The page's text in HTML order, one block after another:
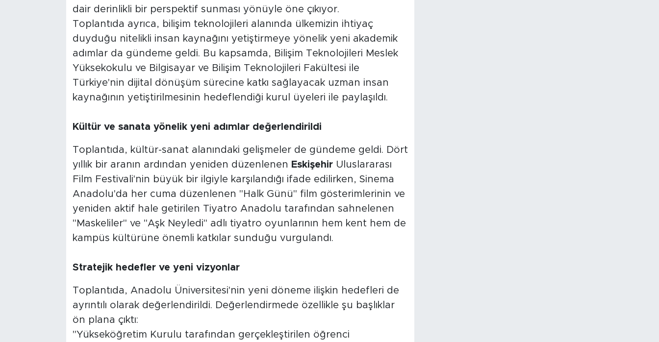
dair derinlikli bir perspektif sunması yönüyle öne çıkıyor.
Toplantıda ayrıca, bilişim teknolojileri alanında ülkemizin ihtiyaç
duyduğu nitelikli insan kaynağını yetiştirmeye yönelik yeni akademik
adımlar da gündeme geldi. Bu kapsamda, Bilişim Teknolojileri Meslek
Yüksekokulu ve Bilgisayar ve Bilişim Teknolojileri Fakültesi ile
Türkiye'nin dijital dönüşüm sürecine katkı sağlayacak uzman insan
kaynağının yetiştirilmesinin hedeflendiği kurul üyeleri ile paylaşıldı.
Kültür ve sanata yönelik yeni adımlar değerlendirildi
Toplantıda, kültür-sanat alanındaki gelişmeler de gündeme geldi. Dört
yıllık bir aranın ardından yeniden düzenlenen EskişehirUluslararası
Film Festivali'nin büyük bir ilgiyle karşılandığı ifade edilirken, Sinema
Anadolu'da her cuma düzenlenen "Halk Günü" film gösterimlerinin ve
yeniden aktif hale getirilen Tiyatro Anadolu tarafından sahnelenen
"Maskeliler" ve "Aşk Neyledi" adlı tiyatro oyunlarının hem kent hem de
kampüs kültürüne önemli katkılar sunduğu vurgulandı.
Stratejik hedefler ve yeni vizyonlar
Toplantıda, Anadolu Üniversitesi'nin yeni döneme ilişkin hedefleri de
ayrıntılı olarak değerlendirildi. Değerlendirmede özellikle şu başlıklar
ön plana çıktı:
"Yükseköğretim Kurulu tarafından gerçekleştirilen öğrenci